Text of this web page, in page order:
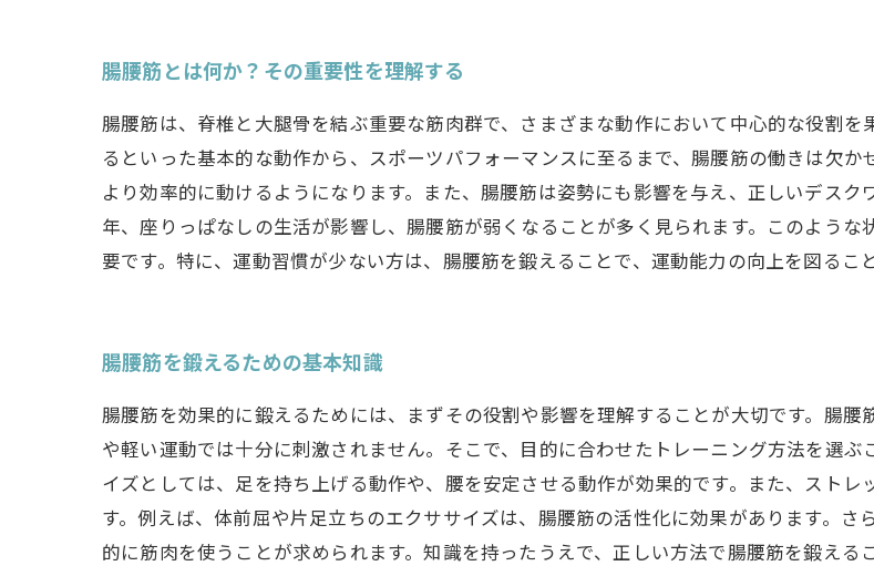
腸腰筋とは何か？その重要性を理解する
腸腰筋は、脊椎と大腿骨を結ぶ重要な筋肉群で、さまざまな動作において中心的な役割
るといった基本的な動作から、スポーツパフォーマンスに至るまで、腸腰筋の働きは欠か
より効率的に動けるようになります。また、腸腰筋は姿勢にも影響を与え、正しいデス
年、座りっぱなしの生活が影響し、腸腰筋が弱くなることが多く見られます。このよう
要です。特に、運動習慣が少ない方は、腸腰筋を鍛えることで、運動能力の向上を図るこ
腸腰筋を鍛えるための基本知識
腸腰筋を効果的に鍛えるためには、まずその役割や影響を理解することが大切です。腸
や軽い運動では十分に刺激されません。そこで、目的に合わせたトレーニング方法を選
イズとしては、足を持ち上げる動作や、腰を安定させる動作が効果的です。また、スト
す。例えば、体前屈や片足立ちのエクササイズは、腸腰筋の活性化に効果があります。
的に筋肉を使うことが求められます。知識を持ったうえで、正しい方法で腸腰筋を鍛える